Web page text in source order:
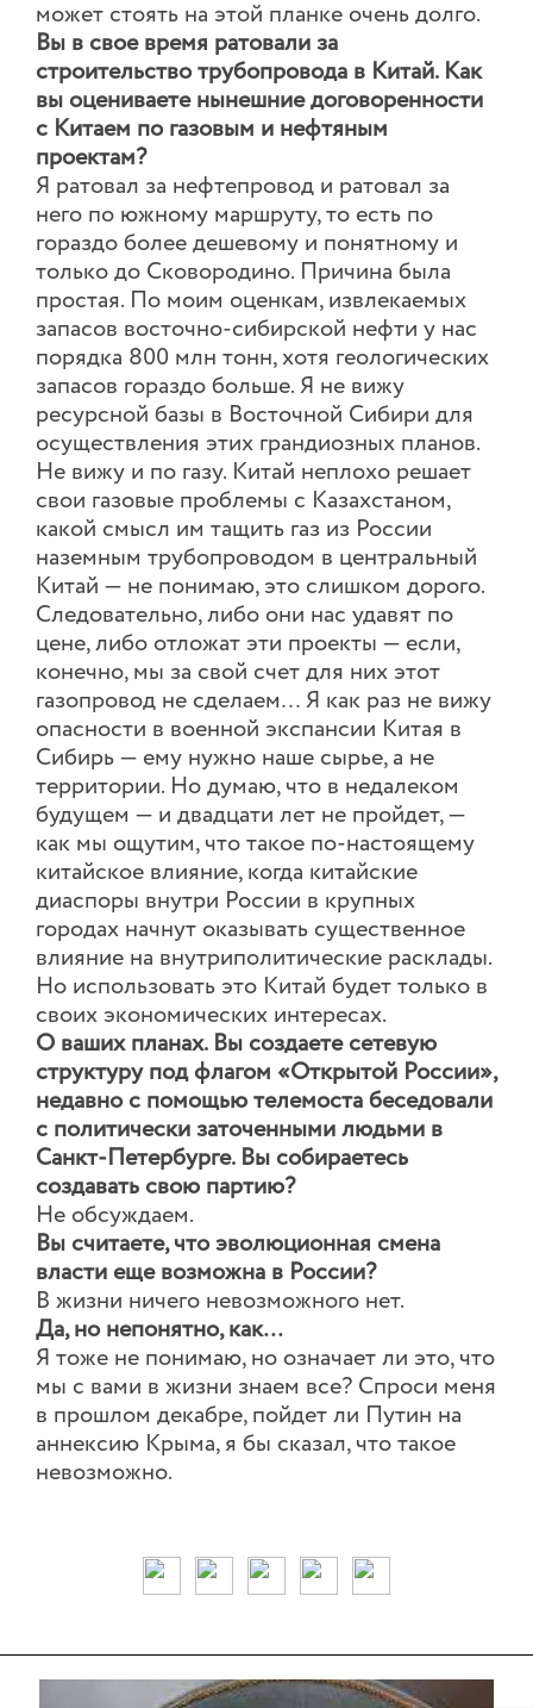
может стоять на этой планке очень долго.
Вы в свое время ратовали за
строительство трубопровода в Китай. Как
вы оцениваете нынешние договоренности
с Китаем по газовым и нефтяным
проектам?
Я ратовал за нефтепровод и ратовал за
него по южному маршруту, то есть по
гораздо более дешевому и понятному и
только до Сковородино. Причина была
простая. По моим оценкам, извлекаемых
запасов восточно-сибирской нефти у нас
порядка 800 млн тонн, хотя геологических
запасов гораздо больше. Я не вижу
ресурсной базы в Восточной Сибири для
осуществления этих грандиозных планов.
Не вижу и по газу. Китай неплохо решает
свои газовые проблемы с Казахстаном,
какой смысл им тащить газ из России
наземным трубопроводом в центральный
Китай — не понимаю, это слишком дорого.
Следовательно, либо они нас удавят по
цене, либо отложат эти проекты — если,
конечно, мы за свой счет для них этот
газопровод не сделаем… Я как раз не вижу
опасности в военной экспансии Китая в
Сибирь — ему нужно наше сырье, а не
территории. Но думаю, что в недалеком
будущем — и двадцати лет не пройдет, —
как мы ощутим, что такое по-настоящему
китайское влияние, когда китайские
диаспоры внутри России в крупных
городах начнут оказывать существенное
влияние на внутриполитические расклады.
Но использовать это Китай будет только в
своих экономических интересах.
О ваших планах. Вы создаете сетевую
структуру под флагом «Открытой России»,
недавно с помощью телемоста беседовали
с политически заточенными людьми в
Санкт-Петербурге. Вы собираетесь
создавать свою партию?
Не обсуждаем.
Вы считаете, что эволюционная смена
власти еще возможна в России?
В жизни ничего невозможного нет.
Да, но непонятно, как…
Я тоже не понимаю, но означает ли это, что
мы с вами в жизни знаем все? Спроси меня
в прошлом декабре, пойдет ли Путин на
аннексию Крыма, я бы сказал, что такое
невозможно.